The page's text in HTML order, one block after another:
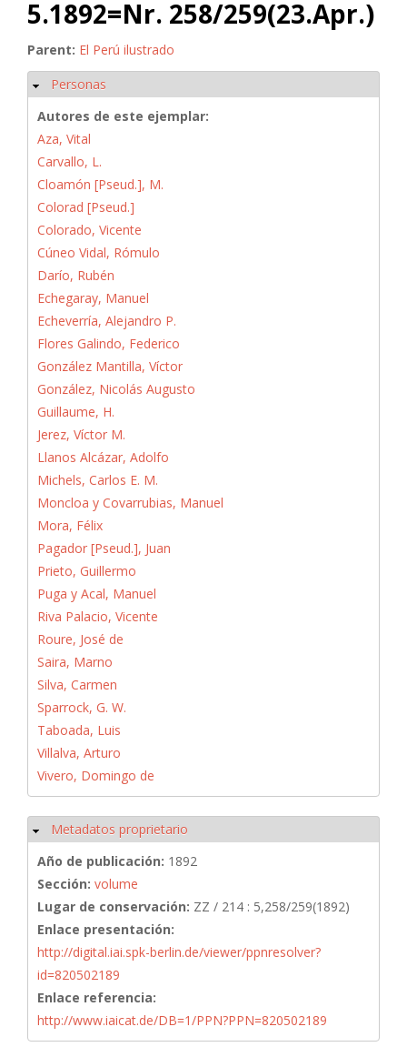
5.1892=Nr. 258/259(23.Apr.)
Parent: El Perú ilustrado
Ocultar
Personas
Autores de este ejemplar:
Aza, Vital
Carvallo, L.
Cloamón [Pseud.], M.
Colorad [Pseud.]
Colorado, Vicente
Cúneo Vidal, Rómulo
Darío, Rubén
Echegaray, Manuel
Echeverría, Alejandro P.
Flores Galindo, Federico
González Mantilla, Víctor
González, Nicolás Augusto
Guillaume, H.
Jerez, Víctor M.
Llanos Alcázar, Adolfo
Michels, Carlos E. M.
Moncloa y Covarrubias, Manuel
Mora, Félix
Pagador [Pseud.], Juan
Prieto, Guillermo
Puga y Acal, Manuel
Riva Palacio, Vicente
Roure, José de
Saira, Marno
Silva, Carmen
Sparrock, G. W.
Taboada, Luis
Villalva, Arturo
Vivero, Domingo de
Ocultar
Metadatos proprietario
Año de publicación: 1892
Sección: volume
Lugar de conservación: ZZ / 214 : 5,258/259(1892)
Enlace presentación:
http://digital.iai.spk-berlin.de/viewer/ppnresolver?
id=820502189
Enlace referencia:
http://www.iaicat.de/DB=1/PPN?PPN=820502189